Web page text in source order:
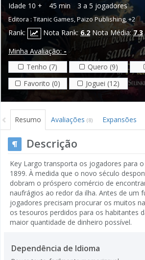
Idade 10 + 45 min 3 a 5 jogadores
Editora : Titanic Games,Paizo Publishing,+2
Rank: Nota Rank: 6.2 Nota Média:7.3
Minha Avaliação: -
Tenho (7)
Quero (9)
Favorito (0)
Joguei (12)
Resumo Avaliações (8) Expansões
Descrição
Key Largo transporta os jogadores para
1899. À medida que o novo século
dobram o próspero comércio de
naufrágios ao redor da ilha. Antes de um
jogadores precisam procurar os muitos
os tesouros perdidos para os habitantes
maior quantidade de dinheiro possível.
Dependência de Idioma